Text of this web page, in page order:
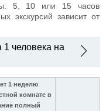
5, 10 или 15 часов
экскурсий зависит от
человека на
1 неделю
комнате в
полный